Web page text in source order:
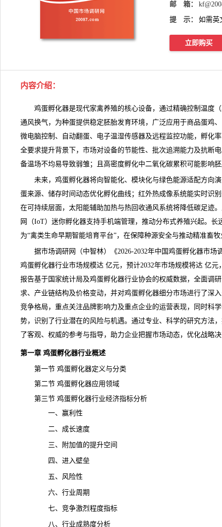
邮 箱：
提 示： 如需英
立即购买
内容介绍：
鸡蛋孵化器是现代家禽养殖的核心设备，通过精确控制温度（
通风换气，为种蛋提供稳定胚胎发育环境，广泛应用于商品蛋鸡
微电脑控制、自动翻蛋、电子温湿传感器及远程监控功能，孵化
全要求提升背景下，市场对设备的节能性、批次追溯能力及抗断
备温场不均易导致弱雏；且高密度孵化中二氧化碳累积可能影响
未来，鸡蛋孵化器将向智能化、模块化与绿色能源适配方向
蛋来源、储存时间动态优化孵化曲线；红外热成像系统能实时识
在可持续层面，太阳能辅助加热与热回收通风系统将降低碳足迹
网（IoT）迷你孵化器支持手机端管理，推动分布式养殖兴起。长
为“禽类生命早期智能培育平台”，在保障种源安全与推动精准畜
据市场调研网（中智林）《2026-2032年中国鸡蛋孵化器市场
鸡蛋孵化器行业市场规模达 亿元，预计2032年市场规模将达 亿
报告基于国家统计局及鸡蛋孵化器行业协会的权威数据，全面调
求、产业链结构及价格变动，并对鸡蛋孵化器细分市场进行了深
竞争格局，重点关注品牌影响力及重点企业的运营表现，同时科
势，识别了行业潜在的风险与机遇。通过专业、科学的研究方法
了客观、权威的参考与指导，助力企业把握市场动态，优化战略
第一章 鸡蛋孵化器行业概述
第一节 鸡蛋孵化器定义与分类
第二节 鸡蛋孵化器应用领域
第三节 鸡蛋孵化器行业经济指标分析
一、赢利性
二、成长速度
三、附加值的提升空间
四、进入壁垒
五、风险性
六、行业周期
七、竞争激烈程度指标
八、行业成熟度分析